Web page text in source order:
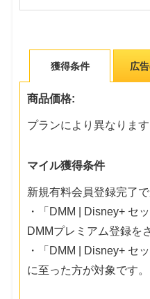
獲得条件 広
商品価格:
プランにより異なります
マイル獲得条件
新規有料会員登録完了
・「DMM | Disney+ セ
DMMプレミアム登録を
・「DMM | Disney+ セ
に至った方が対象です。